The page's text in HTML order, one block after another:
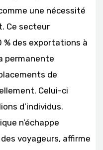
une nécessité
Ce secteur
% des exportations à
permanente
de
Celui-ci
d’individus.
n’échappe
voyageurs, affirme